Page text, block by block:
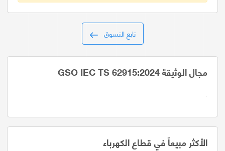
تابع التسوق
مجال الوثيقة GSO IEC TS 62915:2024
.
الأكثر مبيعاً في قطاع الكهرباء